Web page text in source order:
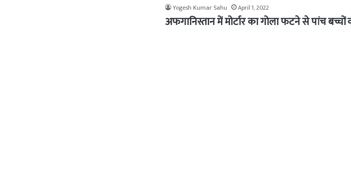
Yogesh Kumar Sahu April 1, 2022
अफगानिस्तान में मोर्टार का गोला फटने से पांच बच्चों